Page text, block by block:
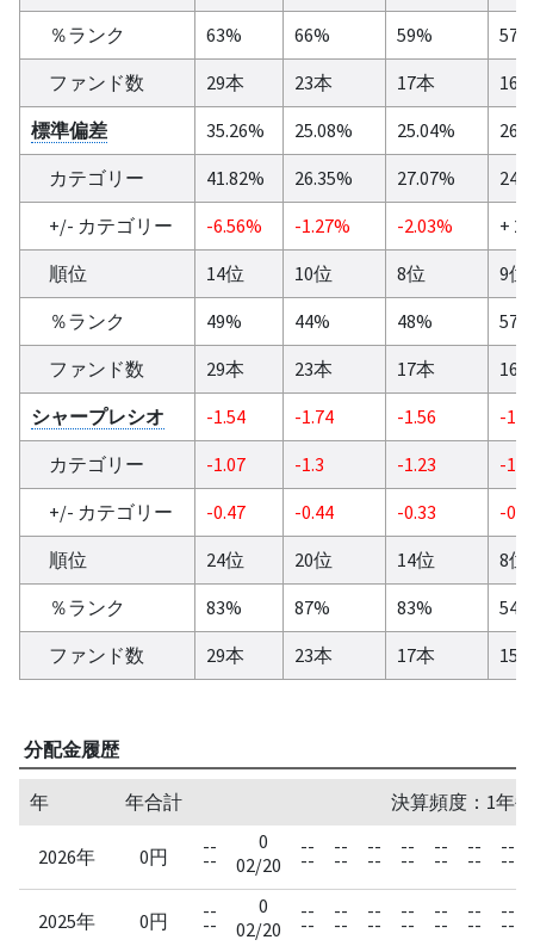
％ランク
63% 66% 59%
57%
ファンド数
29本 23本 17本
16
標準偏差
35.26% 25.08% 25.04%
カテゴリー
41.82% 26.35% 27.07%
+/- カテゴリー
-6.56% -1.27% -2.03%
+
順位
14位 10位 8位
9位
％ランク
49% 44% 48%
57%
ファンド数
29本 23本 17本
16
シャープレシオ
-1.54 -1.74 -1.56
-
カテゴリー
-1.07 -1.3 -1.23
-
+/- カテゴリー
-0.47 -0.44 -0.33
-
順位
24位 20位 14位
8位
％ランク
83% 87% 83%
54%
ファンド数
29本 23本 17本 15
分配金履歴
年 年合計 決算頻度：1年
2026年 0円 --
--
0
02/20
--
--
--
--
--
--
--
--
--
--
--
--
--
--
2025年 0円 --
--
0
02/20
--
--
--
--
--
--
--
--
--
--
--
--
--
--